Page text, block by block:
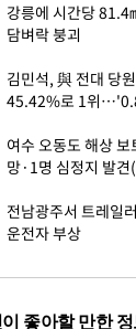
강릉에 시간당
담벼락 붕괴
김민석, 與 전대 당
45.42%로 1위
여수 오동도 해상
망·1명 심정지 발견
전남광주서 트레일
운전자 부상